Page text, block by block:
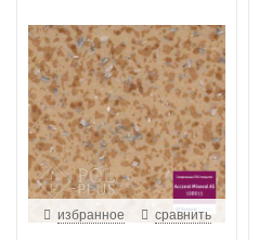
избранное сравнить